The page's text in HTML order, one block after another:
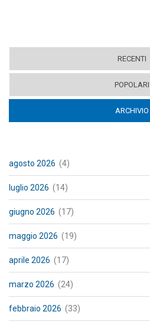
RECENTI
POPOLARI
ARCHIVIO
agosto 2026 (4)
luglio 2026 (14)
giugno 2026 (17)
maggio 2026 (19)
aprile 2026 (17)
marzo 2026 (24)
febbraio 2026 (33)